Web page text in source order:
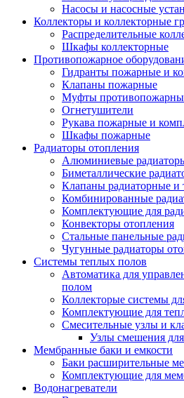
Насосы и насосные
Коллекторы и коллекторные
Распределительные
Шкафы коллекторные
Противопожарное
Гидранты пожарные и
Клапаны пожарные
Муфты
Огнетушители
Рукава пожарные и
Шкафы пожарные
Радиаторы отопления
Алюминиевые
Биметаллические
Клапаны радиаторные и
Комбинированные
Комплектующие для
Конвекторы отопления
Стальные панельные
Чугунные радиаторы
Системы теплых полов
Автоматика для
полом
Коллекторые системы
Комплектующие для
Смесительные узлы и
Узлы смешения
Мембранные баки и емкости
Баки расширительные
Комплектующие для
Водонагреватели